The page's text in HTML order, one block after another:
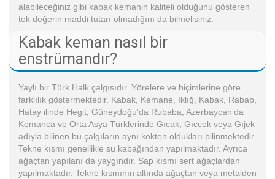
alabileceğiniz gibi kabak kemanin kaliteli olduğunu gösteren
tek değerin maddi tutarı olmadığını da bilmelisiniz.
Kabak keman nasıl bir
enstrümandır?
Yaylı bir Türk Halk çalgısıdır. Yörelere ve biçimlerine göre
farklılık göstermektedir. Kabak, Kemane, Iklığ, Kabak, Rabab,
Hatay ilinde Hegit, Güneydoğu'da Rubaba, Azerbaycan’da
Kemanca ve Orta Asya Türklerinde Gıcak, Gıccek veya Gıjek
adıyla bilinen bu çalgıların aynı kökten oldukları bilinmektedir.
Tekne kısmı genellikle su kabağından yapılmaktadır. Ayrıca
ağaçtan yapılanı da yaygındır. Sap kısmı sert ağaçlardan
yapılmaktadır. Tekne kısmının altında ağaçtan veya metalden